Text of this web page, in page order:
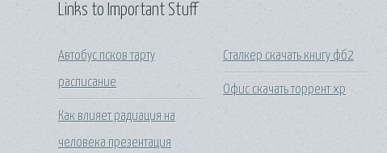
Links to Important Stuff
Автобус псков тарту
расписание
Как влияет радиация на
человека презентация
Сталкер скачать книгу фб2
Офис скачать торрент хр